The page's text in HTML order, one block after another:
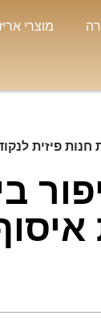
מוצרי
פיזית